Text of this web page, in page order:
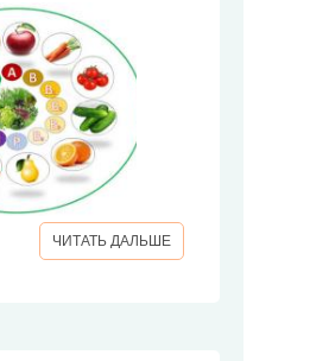
ЧИТАТЬ ДАЛЬШЕ